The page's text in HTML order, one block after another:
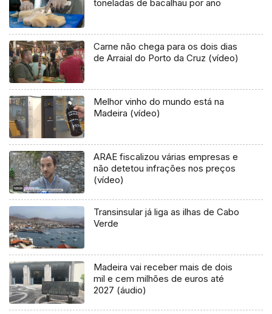
toneladas de bacalhau por ano
Carne não chega para os dois dias
de Arraial do Porto da Cruz (vídeo)
Melhor vinho do mundo está na
Madeira (vídeo)
ARAE fiscalizou várias empresas e
não detetou infrações nos preços
(vídeo)
Transinsular já liga as ilhas de Cabo
Verde
Madeira vai receber mais de dois
mil e cem milhões de euros até
2027 (áudio)